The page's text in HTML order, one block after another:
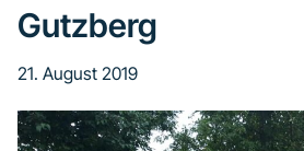
Gutzberg
21. August 2019